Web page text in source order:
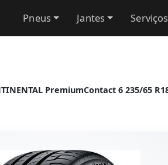
Pneus Jantes
PremiumContact 6 235/65